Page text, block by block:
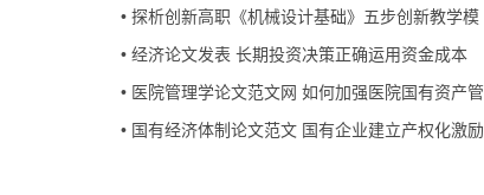
• 探析创新高职《机械设计基础》五步创新教学模
• 经济论文发表 长期投资决策正确运用资金成本
• 医院管理学论文范文网 如何加强医院国有资产管
• 国有经济体制论文范文 国有企业建立产权化激励